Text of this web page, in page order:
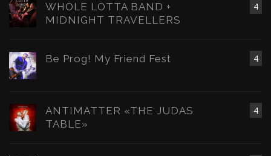
4
WHOLE LOTTA BAND +
MIDNIGHT TRAVELLERS
4
Be Prog! My Friend Fest
4
ANTIMATTER «THE JUDAS
TABLE»